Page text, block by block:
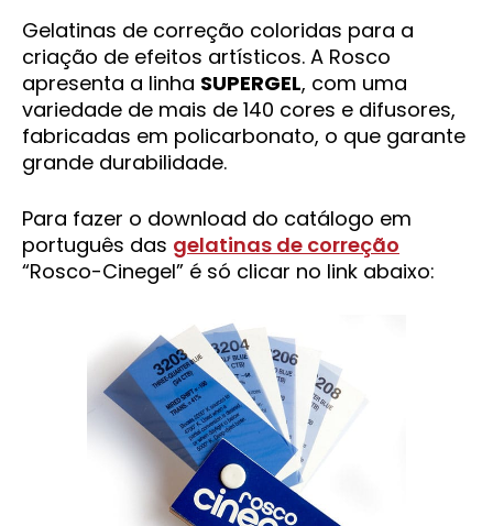
Gelatinas de correção coloridas para a
criação de efeitos artísticos. A Rosco
apresenta a linha SUPERGEL, com uma
variedade de mais de 140 cores e difusores,
fabricadas em policarbonato, o que garante
grande durabilidade.
Para fazer o download do catálogo em
português das gelatinas de correção
“Rosco-Cinegel” é só clicar no link abaixo: